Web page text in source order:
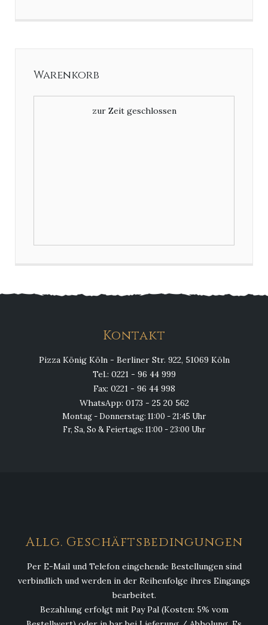
Warenkorb
zur Zeit geschlossen
Kontakt
Pizza König Köln - Berliner Str. 922, 51069 Köln
Tel.: 0221 - 96 44 999
Fax: 0221 - 96 44 998
WhatsApp: 0173 - 25 20 562
Montag - Donnerstag: 11:00 - 21:45 Uhr
Fr, Sa, So & Feiertags: 11:00 - 23:00 Uhr
Allg. Geschäftsbedingungen
Per E-Mail und Telefon eingehende Bestellungen sind
verbindlich und werden in der Reihenfolge ihres Eingangs
bearbeitet.
Bezahlung erfolgt mit Pay Pal (Kosten: 5% vom